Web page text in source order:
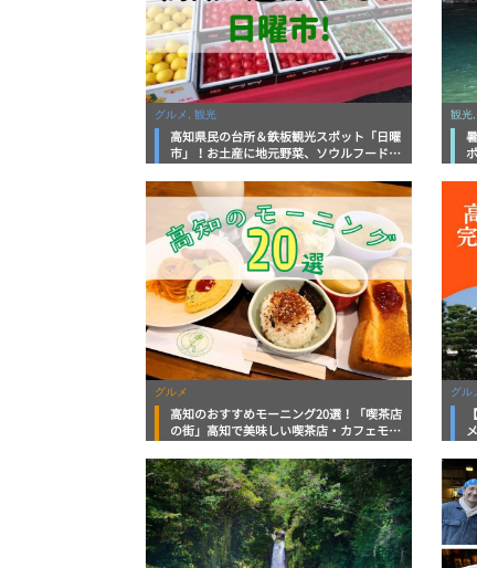
グルメ, 観光
高知県民の台所＆鉄板観光スポット「日曜
市」！お土産に地元野菜、ソウルフードま
底解説！
観光
グルメ
高知のおすすめモーニング20選！「喫茶店
の街」高知で美味しい喫茶店・カフェモー
グル